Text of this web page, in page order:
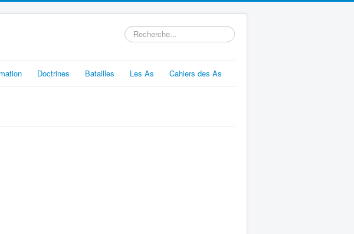
Rechercher
Doctrines Batailles Les As Cahiers des As